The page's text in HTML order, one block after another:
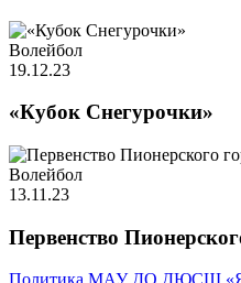
Волейбол
19.12.23
«Кубок Снегурочки»
Волейбол
13.11.23
Первенство